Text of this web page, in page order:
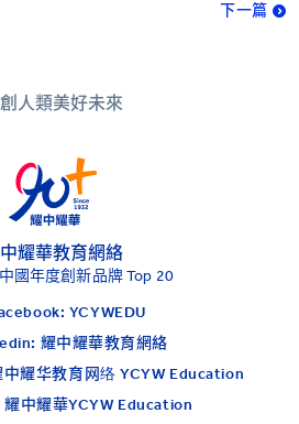
下一篇
人類美好未來
耀華教育網絡
國年度創新品牌 Top 20
YCYWEDU
耀中耀華教育網絡
耀华教育网络 YCYW Education
耀中耀華YCYW Education